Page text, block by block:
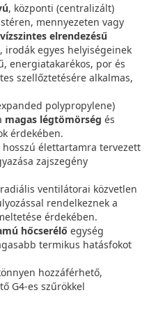
, központi (centralizált)
mennyezeten vagy
vízszintes elrendezésű
irodák egyes helyiségeinek
energiatakarékos, por és
szellőztetésére alkalmas,
polypropylene)
magas légtömörség és
érdekében.
hosszú élettartamra tervezett
zajszegény
ventilátorai közvetlen
rendelkeznek a
érdekében.
hőcserélő egység
termikus hatásfokot
hozzáférhető,
G4-es szűrökkel